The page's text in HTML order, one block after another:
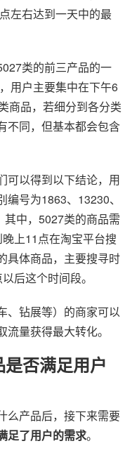
左右达到一天中的最
类的前三产品的一
用户主要集中在下午6
商品，若细分到各分类
不同，但基本都会包含
可以得到以下结论，用
号为1863、13230、
中，5027类的商品需
上11点在淘宝平台搜
具体商品，主要搜寻时
后这个时间段。
、钻展等）的商家可以
量获得最大转化。
否满足用户
么产品后，接下来需要
足了用户的需求。